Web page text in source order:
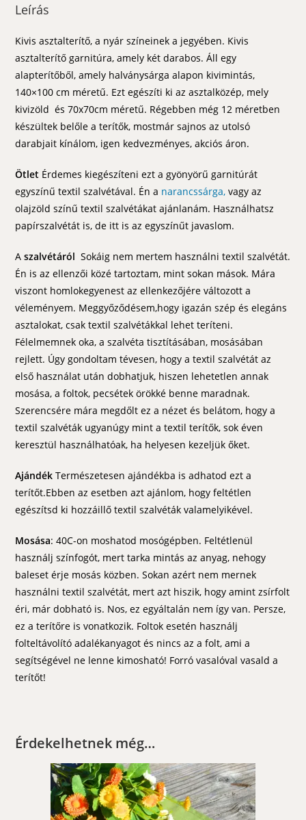
Leírás
Kivis asztalterítő, a nyár színeinek a jegyében. Kivis
asztalterítő garnitúra, amely két darabos. Áll egy
alapterítőből, amely halványsárga alapon kivimintás,
140×100 cm méretű. Ezt egészíti ki az asztalközép, mely
kivizöld és 70x70cm méretű. Régebben még 12 méretben
készültek belőle a terítők, mostmár sajnos az utolsó
darabjait kínálom, igen kedvezményes, akciós áron.
Ötlet Érdemes kiegészíteni ezt a gyönyörű garnitúrát
egyszínű textil szalvétával. Én a narancssárga, vagy az
olajzöld színű textil szalvétákat ajánlanám. Használhatsz
papírszalvétát is, de itt is az egyszínűt javaslom.
A szalvétáról Sokáig nem mertem használni textil szalvétát.
Én is az ellenzői közé tartoztam, mint sokan mások. Mára
viszont homlokegyenest az ellenkezőjére változott a
véleményem. Meggyőződésem,hogy igazán szép és elegáns
asztalokat, csak textil szalvétákkal lehet teríteni.
Félelmemnek oka, a szalvéta tisztításában, mosásában
rejlett. Úgy gondoltam tévesen, hogy a textil szalvétát az
első használat után dobhatjuk, hiszen lehetetlen annak
mosása, a foltok, pecsétek örökké benne maradnak.
Szerencsére mára megdőlt ez a nézet és belátom, hogy a
textil szalvéták ugyanúgy mint a textil terítők, sok éven
keresztül használhatóak, ha helyesen kezeljük őket.
Ajándék Természetesen ajándékba is adhatod ezt a
terítőt.Ebben az esetben azt ajánlom, hogy feltétlen
egészítsd ki hozzáillő textil szalvéták valamelyikével.
Mosása: 40C-on moshatod mosógépben. Feltétlenül
használj színfogót, mert tarka mintás az anyag, nehogy
baleset érje mosás közben. Sokan azért nem mernek
használni textil szalvétát, mert azt hiszik, hogy amint zsírfolt
éri, már dobható is. Nos, ez egyáltalán nem így van. Persze,
ez a terítőre is vonatkozik. Foltok esetén használj
folteltávolító adalékanyagot és nincs az a folt, ami a
segítségével ne lenne kimosható! Forró vasalóval vasald a
terítőt!
Érdekelhetnek még…